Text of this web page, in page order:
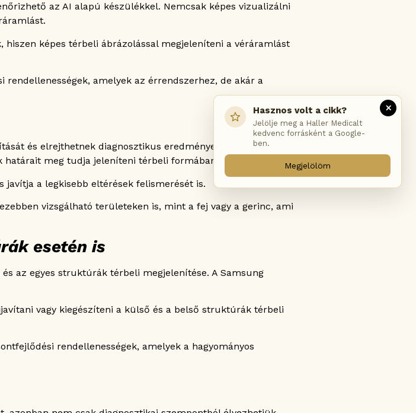
az AI alapú készülékkel. Nemcsak képes vizualizálni
képes térbeli ábrázolással megjeleníteni a véráramlást
rendellenességek, amelyek az érrendszerhez, de akár a
és elrejthetnek diagnosztikus eredményeket. A
határait meg tudja jeleníteni térbeli formában.
javítja a legkisebb eltérések felismerését is.
vizsgálható területeken is, mint a fej vagy a gerinc, ami
esetén is
az egyes struktúrák térbeli megjelenítése. A Samsung
vagy kiegészíteni a külső és a belső struktúrák térbeli
rendellenességek, amelyek a hagyományos
×
Hasznos volt a cikk?
Jelölje meg a Haller Medicalt
kedvenc forrásként a Google-
ben.
Megjelölöm